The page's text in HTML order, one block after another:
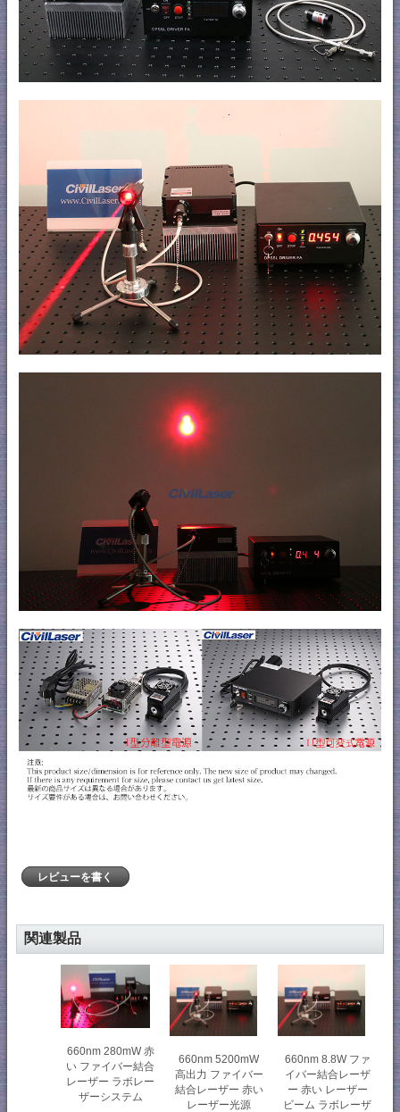
レビューを書く
関連製品
660nm 280mW 赤
い ファイバー結合
レーザー ラボレー
ザーシステム
660nm 5200mW
高出力 ファイバー
結合レーザー 赤い
レーザー光源
660nm 8.8W ファ
イバー結合レーザ
ー 赤い レーザー
ビーム ラボレーザ